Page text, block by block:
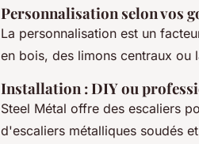
Personnalisation selon vos
La personnalisation est un
en bois, des limons centraux
Installation : DIY ou
Steel Métal offre des escaliers
d'escaliers métalliques soudés